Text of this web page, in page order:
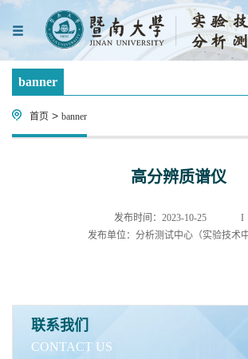
banner
首页 > banner
高分辨质谱仪
发布时间：2023-10-25
I
发布单位：分析测试中心（实验技术中
联系我们
CONTACT US